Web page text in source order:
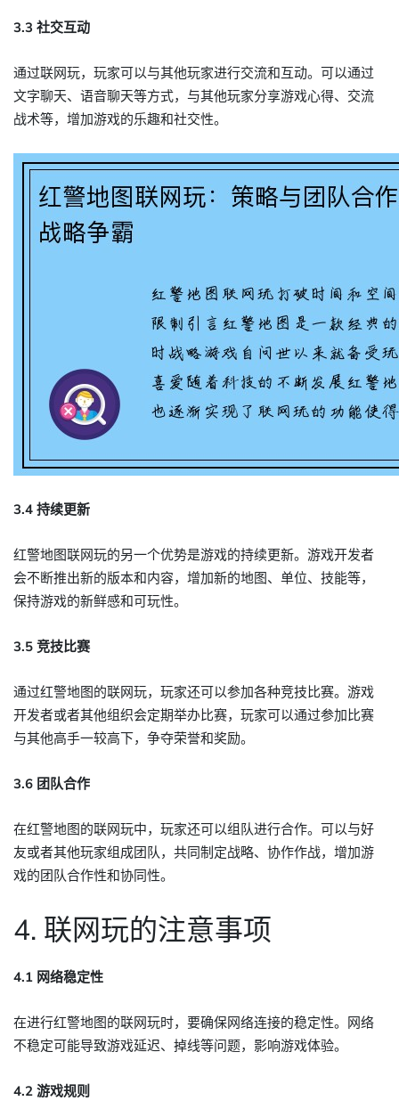
3.3 社交互动
通过联网玩，玩家可以与其他玩家进行交流和互动。可以通过
文字聊天、语音聊天等方式，与其他玩家分享游戏心得、交流
战术等，增加游戏的乐趣和社交性。
3.4 持续更新
红警地图联网玩的另一个优势是游戏的持续更新。游戏开发者
会不断推出新的版本和内容，增加新的地图、单位、技能等，
保持游戏的新鲜感和可玩性。
3.5 竞技比赛
通过红警地图的联网玩，玩家还可以参加各种竞技比赛。游戏
开发者或者其他组织会定期举办比赛，玩家可以通过参加比赛
与其他高手一较高下，争夺荣誉和奖励。
3.6 团队合作
在红警地图的联网玩中，玩家还可以组队进行合作。可以与好
友或者其他玩家组成团队，共同制定战略、协作作战，增加游
戏的团队合作性和协同性。
4. 联网玩的注意事项
4.1 网络稳定性
在进行红警地图的联网玩时，要确保网络连接的稳定性。网络
不稳定可能导致游戏延迟、掉线等问题，影响游戏体验。
4.2 游戏规则